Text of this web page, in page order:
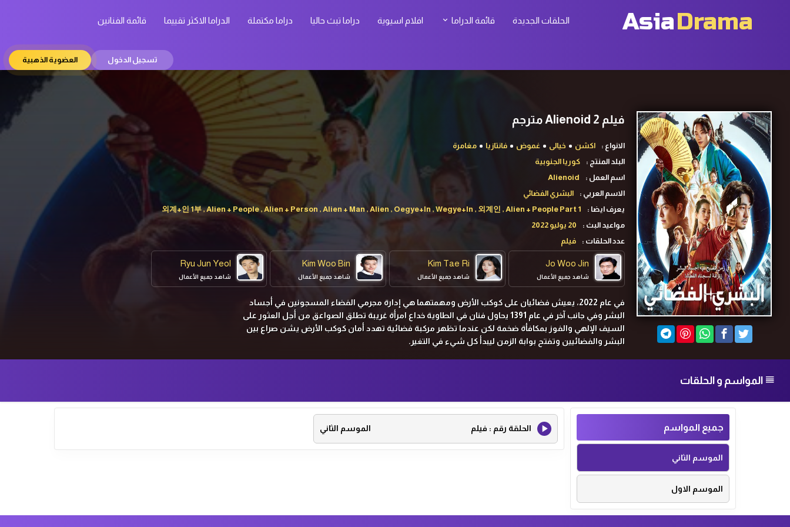
AsiaDrama الحلقات الجديدة قائمة الدراما افلام اسيوية دراما تبث حاليا دراما مكتملة الدراما الاكثر تقييما قائمة الفنانين
تسجيل الدخول العضوية الذهبية
فيلم Alienoid 2 مترجم
الانواع : اكشن خيالى غموض فانتازيا
مغامرة
البلد المنتج :
كوريا الجنوبية
اسم العمل :
Alienoid
الاسم العربي :
البشري الفضائي
يعرف ايضا :
외계+인 1부 , Alien + People , Alien + Person , Alien + Man , Alien , Oegye+In , Wegye+In , 외계인 , Alien + People Part 1
مواعيد البث :
20 يوليو 2022
عدد الحلقات :
فيلم
Jo Woo Jin
شاهد جميع الأعمال
Kim Tae Ri
شاهد جميع الأعمال
Kim Woo Bin
شاهد جميع الأعمال
Ryu Jun Yeol
شاهد جميع الأعمال
So Ji Sub
شاهد جميع الأعمال
Yeom Jung Ah
شاهد جميع الأعمال
في عام 2022، يعيش فضائيان على كوكب الأرض ومهمتهما هي إدارة مجرمي الفضاء المسجونين في أجساد
البشر وفي جانب آخر في عام 1391 يحاول فنان في الطاوية خداع امرأة غريبة تطلق الصواعق من أجل العثور على
السيف الإلهي والفوز بمكافأة ضخمة لكن عندما تظهر مركبة فضائية تهدد أمان كوكب الأرض يشن صراع بين
البشر والفضائيين وتفتح بوابة الزمن ليبدأ كل شيء في التغير.
المواسم و الحلقات
جميع المواسم
الموسم الثاني
الموسم الاول
الحلقة رقم : فيلم الموسم الثاني